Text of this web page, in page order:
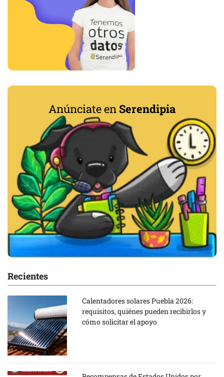
Anúnciate en Serendipia
Recientes
Calentadores solares Puebla 2026:
requisitos, quiénes pueden recibirlos y
cómo solicitar el apoyo